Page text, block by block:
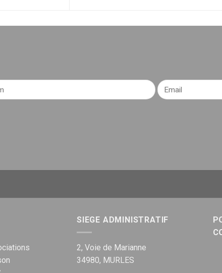
SIEGE ADMINISTRATIF
2, Voie de Marianne
34980, MURLES